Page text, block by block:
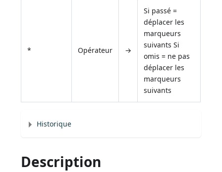
* Opérateur →
Si passé =
déplacer les
marqueurs
suivants Si
omis = ne pas
déplacer les
marqueurs
suivants
Historique
Description